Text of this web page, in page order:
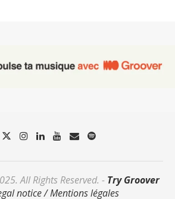
All Rights Reserved. - Try Groover
notice / Mentions légales